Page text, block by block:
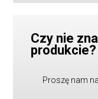
Czy nie
produkcie?
Proszę nam